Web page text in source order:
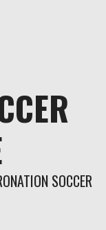
SOCCER